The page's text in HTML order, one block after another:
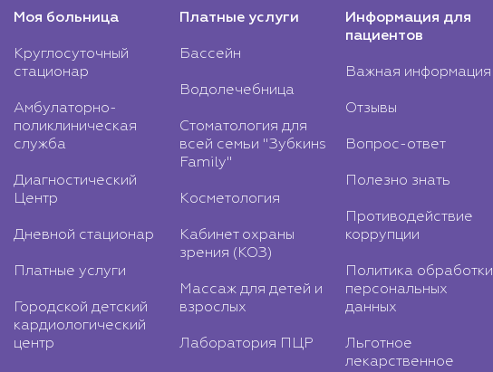
Моя больница
Круглосуточный
стационар
Амбулаторно-
поликлиническая
служба
Диагностический
Центр
Дневной стационар
Платные услуги
Городской детский
кардиологический
центр
Платные услуги
Бассейн
Водолечебница
Стоматология для
всей семьи "Зубкинs
Family"
Косметология
Кабинет охраны
зрения (КОЗ)
Массаж для детей и
взрослых
Лаборатория ПЦР
Информация для
пациентов
Важная информация
Отзывы
Вопрос-ответ
Полезно знать
Противодействие
коррупции
Политика обработки
персональных
данных
Льготное
лекарственное